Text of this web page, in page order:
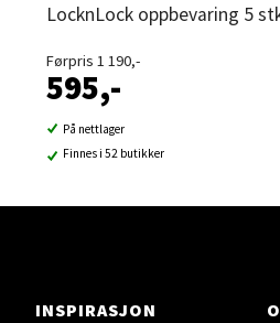
LocknLock oppbevaring 5
Førpris 1 190,-
595,-
På nettlager
Finnes i 52 butikker
INSPIRASJON
Sortland -
Strangata 26, 8400 Sortland
Åpent i dag 10-19